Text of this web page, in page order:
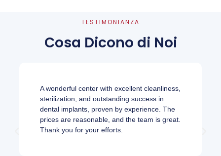
TESTIMONIANZA
Cosa Dicono di Noi
A wonderful center with excellent cleanliness,
sterilization, and outstanding success in
dental implants, proven by experience. The
prices are reasonable, and the team is great.
Thank you for your efforts.